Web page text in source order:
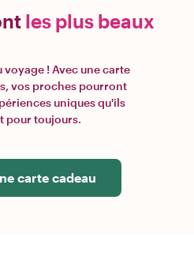
les plus beaux
voyage ! Avec une carte
vos proches pourront
uniques qu'ils
pour toujours.
carte cadeau